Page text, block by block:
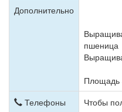
Дополнительно
пшеница
Площадь
Телефоны
Чтобы